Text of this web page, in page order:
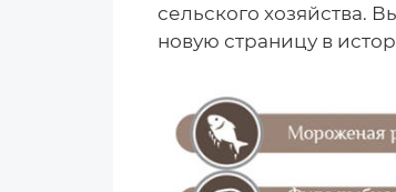
сельского хозяйства.
новую страницу в